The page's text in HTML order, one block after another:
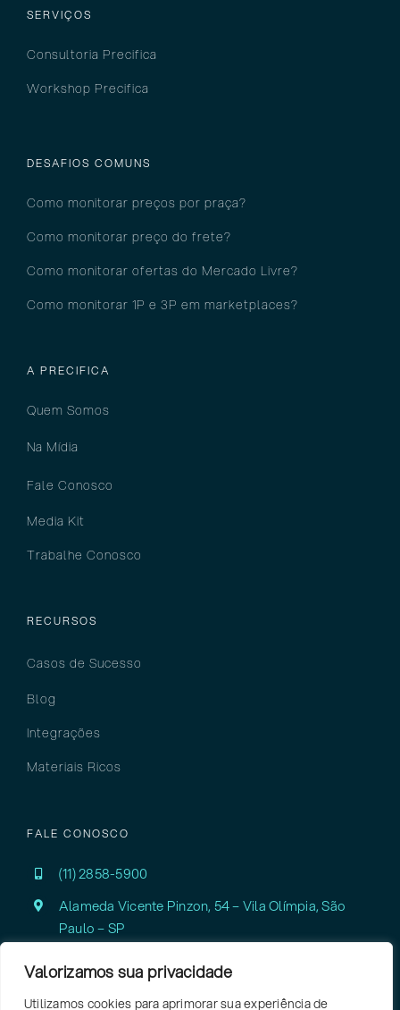
Valorizamos sua privacidade
Utilizamos cookies para aprimorar sua experiência de
SERVIÇOS
Consultoria Precifica
Workshop Precifica
DESAFIOS COMUNS
Como monitorar preços por praça?
Como monitorar preço do frete?
Como monitorar ofertas do Mercado Livre?
Como monitorar 1P e 3P em marketplaces?
A PRECIFICA
Quem Somos
Na Mídia
Fale Conosco
Media Kit
Trabalhe Conosco
RECURSOS
Casos de Sucesso
Blog
Integrações
Materiais Ricos
FALE CONOSCO
(11) 2858-5900
Alameda Vicente Pinzon, 54 – Vila Olímpia,São
Paulo – SP